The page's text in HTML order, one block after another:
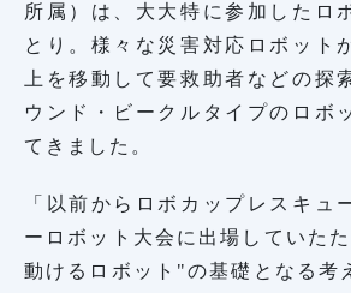
所属）は、大大特に参加したロ
とり。様々な災害対応ロボット
上を移動して要救助者などの探
ウンド・ビークルタイプのロボ
てきました。
「以前からロボカップレスキュ
ーロボット大会に出場していた
動けるロボット"の基礎となる考